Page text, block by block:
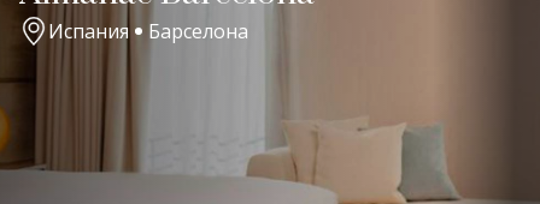
Испания Барселона